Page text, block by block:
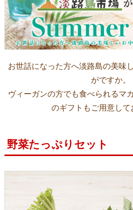
お世話になった方へ淡路島の美味
がですか。
ヴィーガンの方でも食べられるマ
のギフトもご用意して
野菜たっぷりセット